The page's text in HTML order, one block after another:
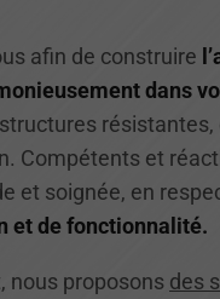
afin de construire
dans
Compétents et
et soignée, en
et de fonctionnalité.
nous proposons des